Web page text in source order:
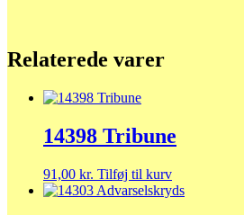
Relaterede varer
14398 Tribune
91,00 kr. Tilføj til kurv